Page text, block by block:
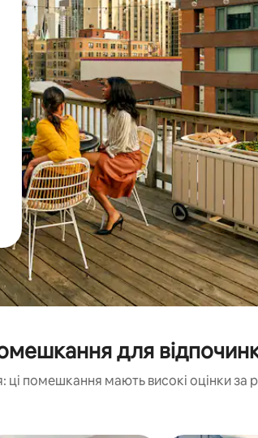
сторінкою клавіші зі стрілками вгору
для
ці помешкання мають високі оцінки за